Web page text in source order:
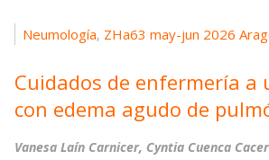
Neumología, ZHa63 may-jun 2026
Cuidados de enfermería a
con edema agudo de
Vanesa Laín Carnicer, Cyntia Cuenca